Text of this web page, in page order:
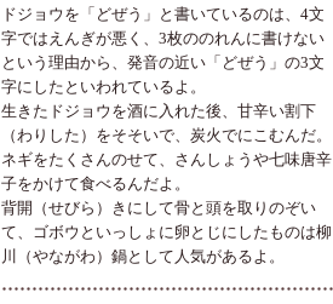
ドジョウを「どぜう」と書いているのは、4文
字ではえんぎが悪く、3枚ののれんに書けない
という理由から、発音の近い「どぜう」の3文
字にしたといわれているよ。
生きたドジョウを酒に入れた後、甘辛い割下
（わりした）をそそいで、炭火でにこむんだ。
ネギをたくさんのせて、さんしょうや七味唐辛
子をかけて食べるんだよ。
背開（せびら）きにして骨と頭を取りのぞい
て、ゴボウといっしょに卵とじにしたものは柳
川（やながわ）鍋として人気があるよ。